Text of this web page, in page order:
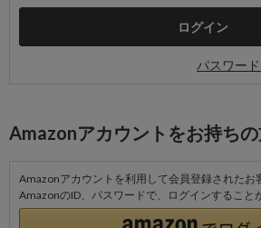
パスワー
Amazonアカウントをお持ち
Amazonアカウントを利用して会員登録されたお
AmazonのID、パスワードで、ログインすること